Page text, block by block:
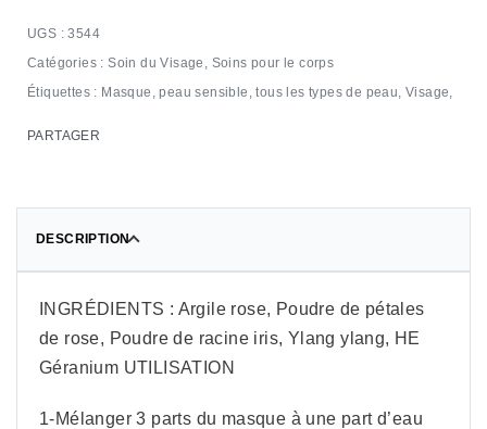
3544
Catégories :Soin du Visage , Soins pour le corps
Étiquettes : Masque ,peau sensible ,tous les types de peau,Visage,
PARTAGER
DESCRIPTION
INGRÉDIENTS : Argile rose, Poudre de pétales
de rose, Poudre de racine iris, Ylang ylang, HE
Géranium UTILISATION
1-Mélanger 3 parts du masque à une part d’eau